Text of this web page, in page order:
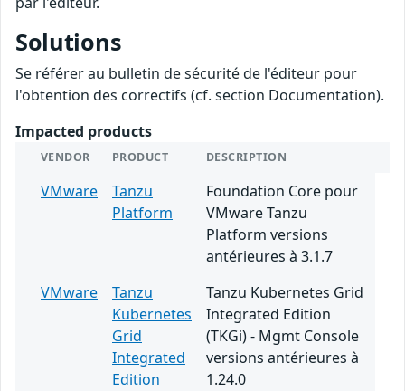
Solutions
Se référer au bulletin de sécurité de l'éditeur pour
l'obtention des correctifs (cf. section Documentation).
Impacted products
VENDOR PRODUCT DESCRIPTION
VMware
Tanzu
Platform
Foundation Core pour
VMware Tanzu
Platform versions
antérieures à 3.1.7
VMware
Tanzu
Kubernetes
Grid
Integrated
Edition
Tanzu Kubernetes Grid
Integrated Edition
(TKGi) - Mgmt Console
versions antérieures à
1.24.0